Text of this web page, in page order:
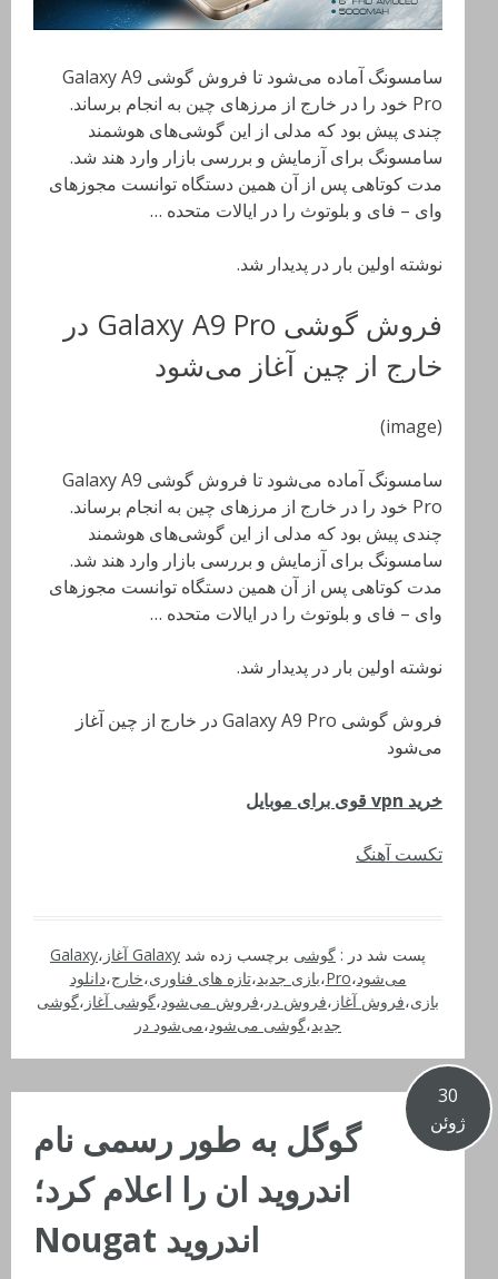
سامسونگ آماده می‌شود تا فروش گوشی Galaxy A9
Pro خود را در خارج از مرز‌های چین به انجام برساند.
چندی پیش بود که مدلی از این گوشی‌های هوشمند
سامسونگ برای آزمایش و بررسی بازار وارد هند شد.
مدت کوتاهی پس از آن همین دستگاه توانست مجوزهای
وای – فای و بلوتوث را در ایالات متحده …
نوشته اولین بار در پدیدار شد.
فروش گوشی Galaxy A9 Pro در
خارج از چین آغاز می‌شود
(image)
سامسونگ آماده می‌شود تا فروش گوشی Galaxy A9
Pro خود را در خارج از مرز‌های چین به انجام برساند.
چندی پیش بود که مدلی از این گوشی‌های هوشمند
سامسونگ برای آزمایش و بررسی بازار وارد هند شد.
مدت کوتاهی پس از آن همین دستگاه توانست مجوزهای
وای – فای و بلوتوث را در ایالات متحده …
نوشته اولین بار در پدیدار شد.
فروش گوشی Galaxy A9 Pro در خارج از چین آغاز
می‌شود
خرید vpn قوی برای موبایل
تکست آهنگ
پست شد در : گوشی برچسب زده شد Galaxy آغاز ،Galaxy
می‌شود،Pro،بازی جدید،تازه های فناوری،خارج،دانلود
بازی،فروش آغاز ،فروش در ،فروش می‌شود،گوشی آغاز ،گوشی
جدید،گوشی می‌شود،می‌شود در
30
ژوئن
گوگل به طور رسمی نام
اندروید ان را اعلام کرد؛
اندروید Nougat